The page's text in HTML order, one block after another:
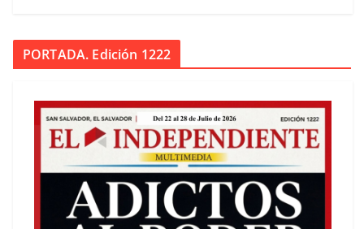
PORTADA. Edición 1222